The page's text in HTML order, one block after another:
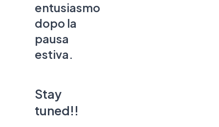
entusiasmo
dopo la
pausa
estiva.
Stay
tuned!!